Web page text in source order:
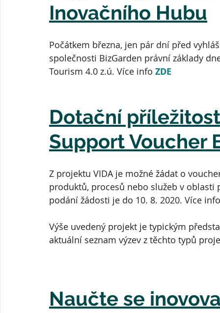
Inovačního Hubu
Počátkem března, jen pár dní před
společnosti BizGarden právní základy
Tourism 4.0 z.ú. Více info ZDE
Dotační
Support Voucher
Z projektu VIDA je možné žádat o
produktů, procesů nebo služeb v
podání žádosti je do 10. 8. 2020. Více
Výše uvedený projekt je typickým
aktuální seznam výzev z těchto typů
Naučte se